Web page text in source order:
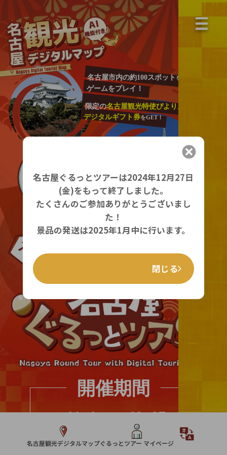
名古屋市内の約100スポットを巡って
ゲームをプレイ！
限定の名古屋観光特使ぴよりんグッズ
デジタルギフト券をGET！
メイン
イベント
無料
※一部有料施設
あり
開催期間
11 1 12 27
名古屋観光デジタルマップぐるっとツアー マイページ
名古屋ぐるっとツアーは2024年12月27日
(金)をもって終了しました。
たくさんのご参加ありがとうございまし
た！
景品の発送は2025年1月中に行います。
閉じる